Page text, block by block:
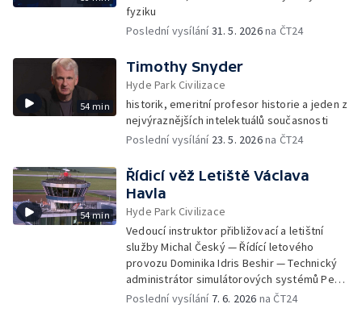
fyziku
Poslední vysílání31. 5. 2026na ČT24
54 min
Timothy Snyder
Hyde Park Civilizace
historik, emeritní profesor historie a jeden z
nejvýraznějších intelektuálů současnosti
Poslední vysílání 23. 5. 2026na ČT24
54 min
Řídicí věž Letiště Václava
Havla
Hyde Park Civilizace
Vedoucí instruktor přibližovací a letištní
služby Michal Český — Řídící letového
provozu Dominika Idris Beshir — Technický
administrátor simulátorových systémů Petr
Dvořák a další
Poslední vysílání 7. 6. 2026 na ČT24